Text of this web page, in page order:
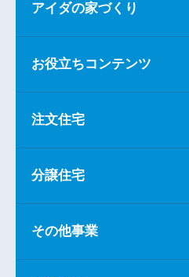
アイダの家づくり
お役立ちコンテンツ
注文住宅
分譲住宅
その他事業